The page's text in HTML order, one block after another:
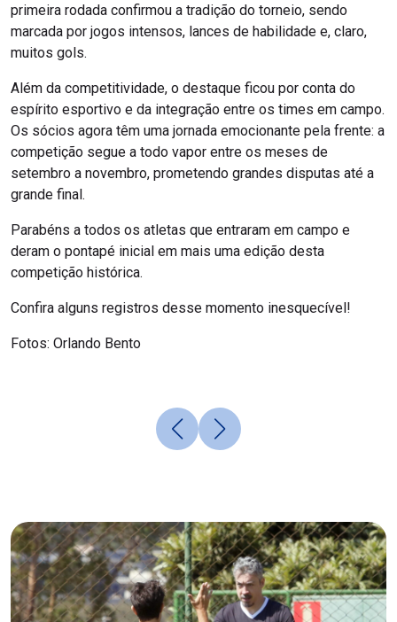
primeira rodada confirmou a tradição do torneio, sendo
marcada por jogos intensos, lances de habilidade e, claro,
muitos gols.
Além da competitividade, o destaque ficou por conta do
espírito esportivo e da integração entre os times em campo.
Os sócios agora têm uma jornada emocionante pela frente: a
competição segue a todo vapor entre os meses de
setembro a novembro, prometendo grandes disputas até a
grande final.
Parabéns a todos os atletas que entraram em campo e
deram o pontapé inicial em mais uma edição desta
competição histórica.
Confira alguns registros desse momento inesquecível!
Fotos: Orlando Bento